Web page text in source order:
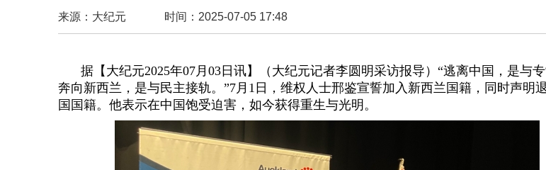
来源：大纪元 时间：2025-07-05 17:48
据【大纪元2025年07月03日讯】（大纪元记者李圆明采访报导）“逃离中国，是与专
奔向新西兰，是与民主接轨。”7月1日，维权人士邢鉴宣誓加入新西兰国籍，同时声明
国国籍。他表示在中国饱受迫害，如今获得重生与光明。